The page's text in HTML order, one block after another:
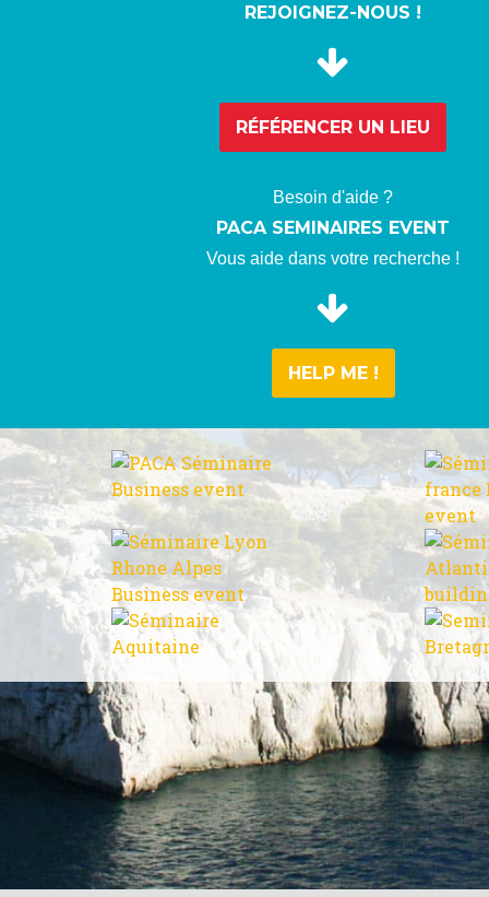
REJOIGNEZ-NOUS !
RÉFÉRENCER UN LIEU
Besoin d'aide ?
PACA SEMINAIRES EVENT
Vous aide dans votre recherche !
HELP ME !